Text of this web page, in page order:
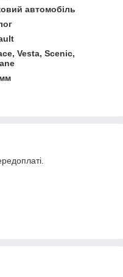
автомобіль
Vesta, Scenic,